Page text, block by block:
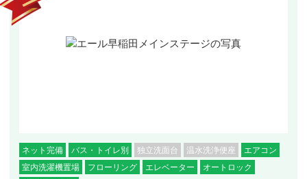
ネット完備 バス・トイレ別 独立洗面台 温水洗浄便座
エアコン
室内洗濯機置場
フローリング エレベーター
オートロック